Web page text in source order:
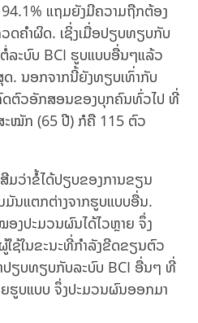
ແຖມຍັງມີຄວາມຖືກຕ້ອງ
ດຄຳຜິດ. ເຊິ່ງເມື່ອປຽບທຽບກັບ
ລະບົບ BCI ຮູບແບບອື່ນໆແລ້ວ
. ນອກຈາກນີ້ຍັງທຽບເທົ່າກັບ
ດຕົວອັກສອນຂອງບຸກຄົນທົ່ວໄປ ທີ່
ະໝັກ (65 ປີ) ກໍຄື 115 ຕົວ
ມວ່າຂໍ້ໄດ້ປຽບຂອງການຂຽນ
ນແຕກຕ່າງຈາກຮູບແບບອື່ນ.
ອງປະມວນຜົນໄດ້ໄວຫຼາຍ ຈຶ່ງ
ໃຊ້ໃນຂະນະທີ່ກຳລັງຂີດຂຽນຕົວ
ຽບທຽບກັບລະບົບ BCI ອື່ນໆ ທີ່
ຍຮູບແບບ ຈຶ່ງປະມວນຜົນອອກມາ